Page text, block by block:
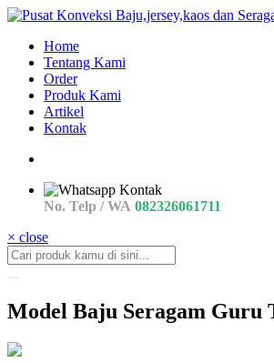
Home
Tentang Kami
Order
Produk Kami
Artikel
Kontak
No. Telp / WA 082326061711
× close
Model Baju Seragam Guru